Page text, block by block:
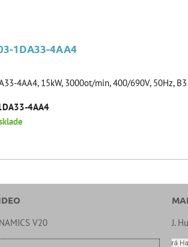
1DA33-4AA4
4AA4, 15kW, 3000ot/min, 400/690V, 50Hz, B3
4AA4
V20 J.